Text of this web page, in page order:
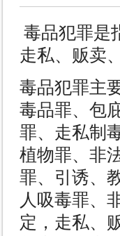
毒品犯罪是
走私、贩卖
毒品犯罪主
毒品罪、包
罪、走私制
植物罪、非
罪、引诱、
人吸毒罪、
定，走私、